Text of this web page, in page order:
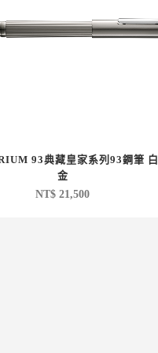
93典藏皇家系列93鋼筆 白
金
NT$ 21,500